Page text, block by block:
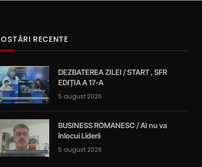
RECENTE
DEZBATEREA ZILEI / START , SFR
EDIȚIA A 17-A
5 august 2026
BUSINESS ROMANESC / AI nu va
înlocui Liderii
5 august 2026